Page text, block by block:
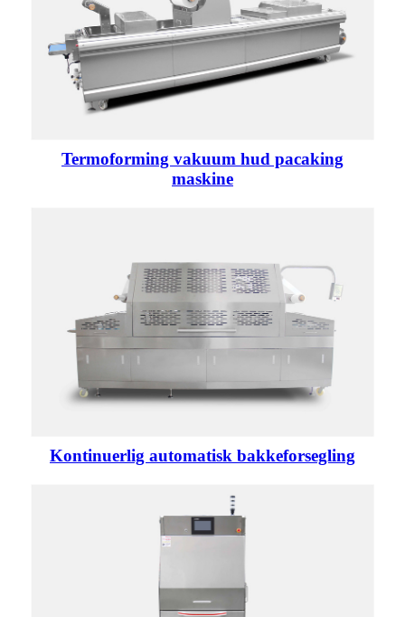
Termoforming vakuum hud pacaking
maskine
Kontinuerlig automatisk bakkeforsegling